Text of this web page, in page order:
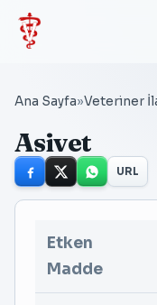
Ana Sayfa»Veteriner
Asivet
URL
Etken
Madde